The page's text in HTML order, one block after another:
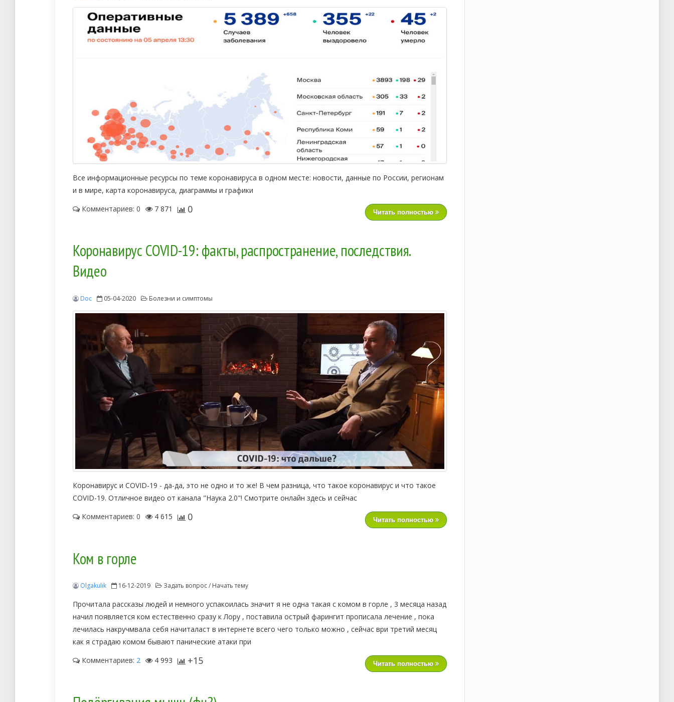
Все информационные ресурсы по теме коронавируса в одном месте: новости, данные по России, регионам
и в мире, карта коронавируса, диаграммы и графики
Читать полностью
Комментариев: 0 7 871 0
Коронавирус COVID-19: факты, распространение, последствия.
Видео
Doc 05-04-2020 Болезни и симптомы
Коронавирус и COVID-19 - да-да, это не одно и то же! В чем разница, что такое коронавирус и что такое
COVID-19. Отличное видео от канала "Наука 2.0"! Смотрите онлайн здесь и сейчас
Читать полностью
Комментариев: 0 4 615 0
Ком в горле
Olgakulik 16-12-2019 Задать вопрос / Начать тему
Прочитала рассказы людей и немного успакоилась значит я не одна такая с комом в горле , 3 месяца назад
начил появляется ком естественно сразу к Лору , поставила острый фарингит прописала лечение , пока
лечилась накручмвала себя начиталаст в интернете всего чего только можно , сейчас ври третий месяц
как я страдаю комом бывают панические атаки при
Читать полностью
Комментариев: 2 4 993 +15